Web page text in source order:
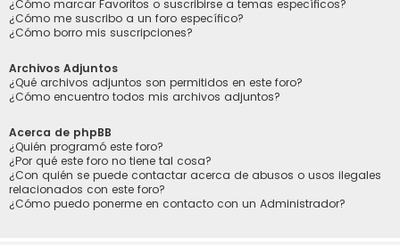
¿Cómo marcar Favoritos o suscribirse a temas específicos?
¿Cómo me suscribo a un foro específico?
¿Cómo borro mis suscripciones?
Archivos Adjuntos
¿Qué archivos adjuntos son permitidos en este foro?
¿Cómo encuentro todos mis archivos adjuntos?
Acerca de phpBB
¿Quién programó este foro?
¿Por qué este foro no tiene tal cosa?
¿Con quién se puede contactar acerca de abusos o usos ilegales
relacionados con este foro?
¿Cómo puedo ponerme en contacto con un Administrador?